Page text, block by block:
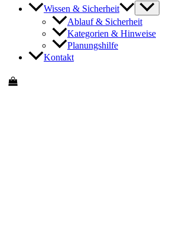
Wissen & Sicherheit
Ablauf & Sicherheit
Kategorien & Hinweise
Planungshilfe
Kontakt